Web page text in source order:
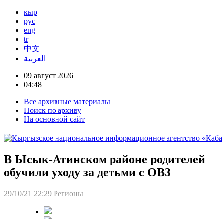
кыр
рус
eng
tr
中文
العربية
09 август 2026
04:48
Все архивные материалы
Поиск по архиву
На основной сайт
В Ысык-Атинском районе родителей
обучили уходу за детьми с ОВЗ
29/10/21 22:29 Регионы